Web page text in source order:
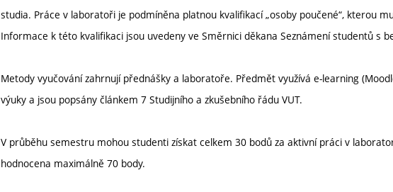
studia. Práce v laboratoři je podmíněna platnou kvalifikací „osoby poučené“, kterou
Informace k této kvalifikaci jsou uvedeny ve Směrnici děkana Seznámení studentů s
Metody vyučování zahrnují přednášky a laboratoře. Předmět využívá e-learning
výuky a jsou popsány článkem 7 Studijního a zkušebního řádu VUT.
V průběhu semestru mohou studenti získat celkem 30 bodů za aktivní práci v
hodnocena maximálně 70 body.